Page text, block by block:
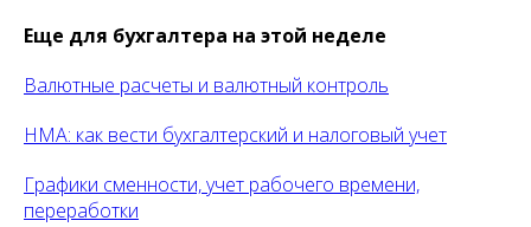
Еще для бухгалтера на этой неделе
Валютные расчеты и валютный контроль
НМА: как вести бухгалтерский и налоговый учет
Графики сменности, учет рабочего времени,
переработки